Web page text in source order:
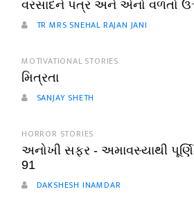
વરસાદને પત્ર અને એનો વળતો
TR MRS SNEHAL RAJAN JANI
MOTIVATIONAL STORIES
મિત્રતા
SANJAY SHETH
HORROR STORIES
અનોખી સફર - અમાવસ્યાથી
91
DAKSHESH INAMDAR